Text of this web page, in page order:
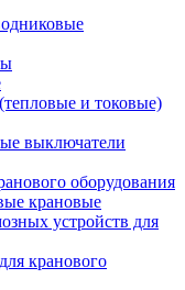
и токовые)
выключатели
оборудования
крановые
устройств для
кранового